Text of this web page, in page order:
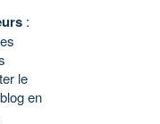
:
le
en